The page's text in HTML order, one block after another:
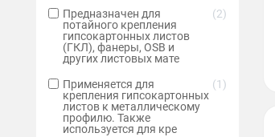
Предназначен для
потайного крепления
гипсокартонных листов
(ГКЛ), фанеры, OSB и
других листовых мате
2
Применяется для
крепления гипсокартонных
листов к металлическому
профилю. Также
используется для кре
1